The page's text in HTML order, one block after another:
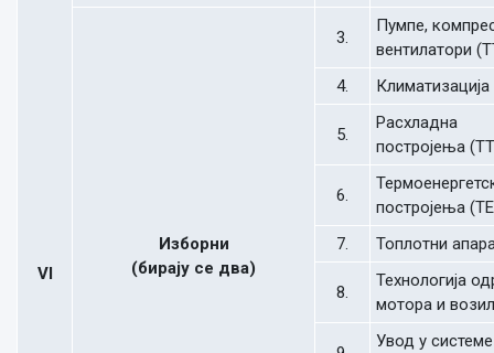
VI
Изборни
(бирају се два)
3.
Пумпе,
вентилатори
4.
5.
Расхладна
постројења
6.
постројења
7.
Топлотни
8.
Технологија
мотора и
Увод у